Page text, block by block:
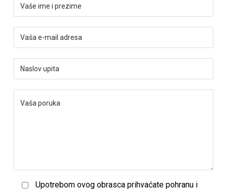
Upotrebom ovog obrasca prihvaćate pohranu i